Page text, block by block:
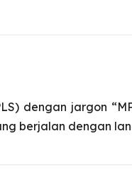
dengan jargon
berjalan dengan